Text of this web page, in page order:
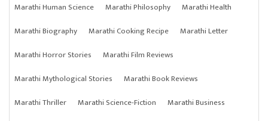
Marathi Human Science
Marathi Philosophy
Marathi Health
Marathi Biography
Marathi Cooking Recipe
Marathi Letter
Marathi Horror Stories
Marathi Film Reviews
Marathi Mythological Stories
Marathi Book Reviews
Marathi Thriller
Marathi Science-Fiction
Marathi Business